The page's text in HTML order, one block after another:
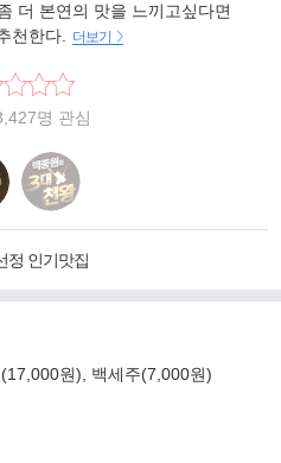
더 본연의 맛을 느끼고싶다면
천한다.
더보기
명 관심
정 인기맛집
원), 백세주(7,000원)